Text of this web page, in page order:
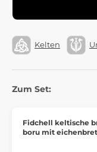
Kelten
Zum Set:
Fidchell keltische
boru mit